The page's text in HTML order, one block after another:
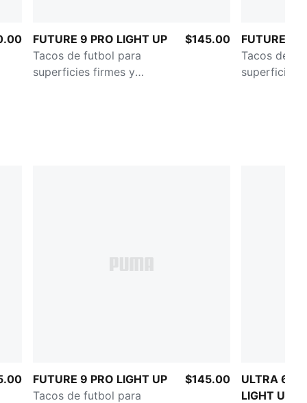
FUTURE 9 PRO LIGHT UP
Tacos de futbol para
superficies firmes y
$145.00
FUTURE 9
Tacos de
superficies
FUTURE 9 PRO LIGHT UP
Tacos de futbol para
$145.00
ULTRA 6
LIGHT UP